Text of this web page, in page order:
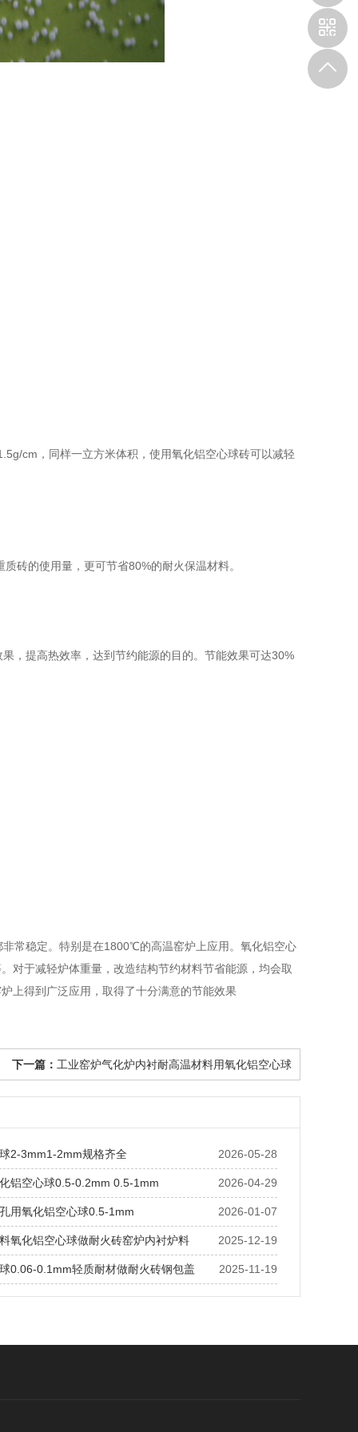
cm，同样一立方米体积，使用氧化铝空心球砖可以减轻
砖的使用量，更可节省80%的耐火保温材料。
，提高热效率，达到节约能源的目的。节能效果可达30%
常稳定。特别是在1800℃的高温窑炉上应用。氧化铝空心
对于减轻炉体重量，改造结构节约材料节省能源，均会取
上得到广泛应用，取得了十分满意的节能效果
下一篇： 工业窑炉气化炉内衬耐高温材料用氧化铝空心球
2026-05-28
2-3mm1-2mm规格齐全
2026-04-29
铝空心球0.5-0.2mm 0.5-1mm
2026-01-07
用氧化铝空心球0.5-1mm
2025-12-19
氧化铝空心球做耐火砖窑炉内衬炉料
2025-11-19
0.06-0.1mm轻质耐材做耐火砖钢包盖